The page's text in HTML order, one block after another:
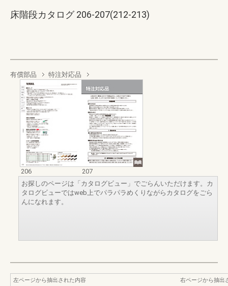
床階段カタログ 206-207(212-213)
有償部品 特注対応品
206
207
お探しのページは「カタログビュー」でごらんいただけます。カ
タログビューではweb上でパラパラめくりながらカタログをごら
んになれます。
左ページから抽出された内容
右ページから抽出